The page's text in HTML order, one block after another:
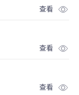
查看
查看
查看